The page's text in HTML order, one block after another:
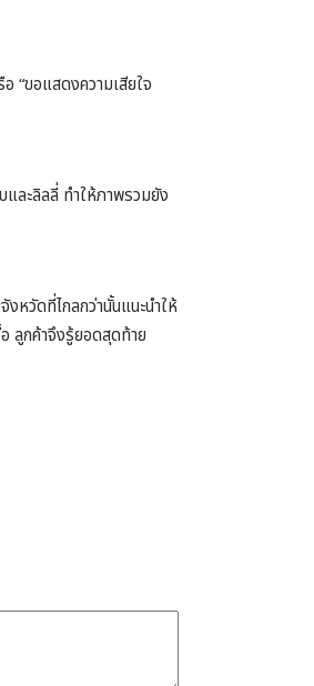
“ขอแสดงความเสียใจ
ละลิลลี่ ทำให้ภาพรวมยัง
หวัดที่ไกลกว่านั้นแนะนำให้
ลูกค้าจึงรู้ยอดสุดท้าย